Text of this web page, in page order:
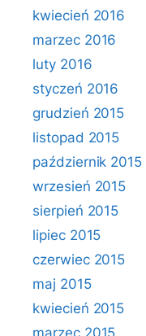
kwiecień 2016
marzec 2016
luty 2016
styczeń 2016
grudzień 2015
listopad 2015
październik 2015
wrzesień 2015
sierpień 2015
lipiec 2015
czerwiec 2015
maj 2015
kwiecień 2015
marzec 2015